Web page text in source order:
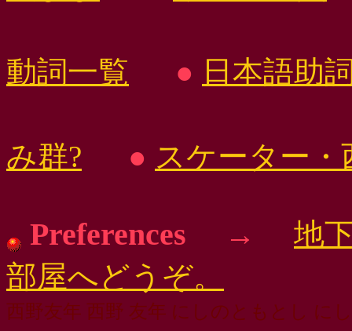
動詞一覧 ● 日本語助
み群? ● スケーター・
Preferences → 地
部屋へどうぞ。
西野友年 西野 友年 にしのともとし に